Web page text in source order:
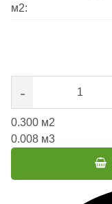
м2:
-
0.300 м2
0.008 м3